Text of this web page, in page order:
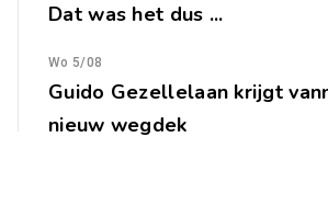
Dat was het dus ...
Wo 5/08
Guido Gezellelaan krijgt
nieuw wegdek